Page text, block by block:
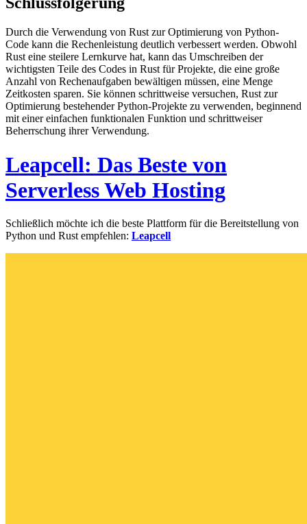
Durch die Verwendung von Rust zur Optimierung von Python-
Code kann die Rechenleistung deutlich verbessert werden. Obwohl
Rust eine steilere Lernkurve hat, kann das Umschreiben der
wichtigsten Teile des Codes in Rust für Projekte, die eine große
Anzahl von Rechenaufgaben bewältigen müssen, eine Menge
Zeitkosten sparen. Sie können schrittweise versuchen, Rust zur
Optimierung bestehender Python-Projekte zu verwenden, beginnend
mit einer einfachen funktionalen Funktion und schrittweiser
Beherrschung ihrer Verwendung.
Leapcell: Das Beste von
Serverless Web Hosting
Schließlich möchte ich die beste Plattform für die Bereitstellung von
Python und Rust empfehlen: Leapcell